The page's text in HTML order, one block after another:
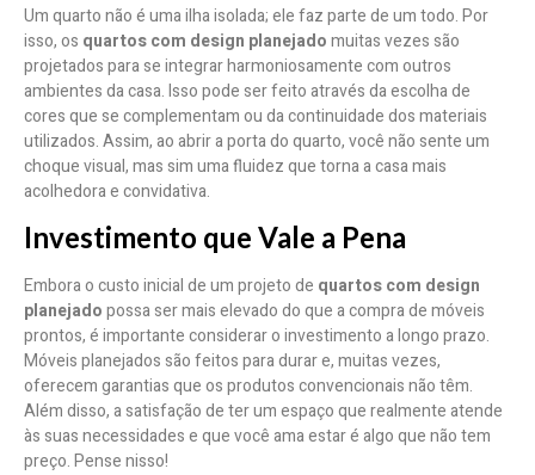
Um quarto não é uma ilha isolada; ele faz parte de um todo. Por
isso, os quartos com design planejadomuitas vezes são
projetados para se integrar harmoniosamente com outros
ambientes da casa. Isso pode ser feito através da escolha de
cores que se complementam ou da continuidade dos materiais
utilizados. Assim, ao abrir a porta do quarto, você não sente um
choque visual, mas sim uma fluidez que torna a casa mais
acolhedora e convidativa.
Investimento que Vale a Pena
Embora o custo inicial de um projeto de quartos com design
planejadopossa ser mais elevado do que a compra de móveis
prontos, é importante considerar o investimento a longo prazo.
Móveis planejados são feitos para durar e, muitas vezes,
oferecem garantias que os produtos convencionais não têm.
Além disso, a satisfação de ter um espaço que realmente atende
às suas necessidades e que você ama estar é algo que não tem
preço. Pense nisso!